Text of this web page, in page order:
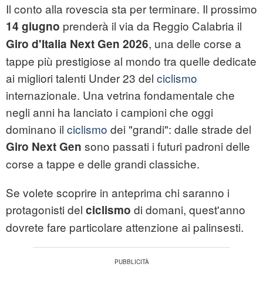
Il conto alla rovescia sta per terminare. Il prossimo
14 giugno prenderà il via da Reggio Calabria il
Giro d'Italia Next Gen 2026, una delle corse a
tappe più prestigiose al mondo tra quelle dedicate
ai migliori talenti Under 23 del ciclismo
internazionale. Una vetrina fondamentale che
negli anni ha lanciato i campioni che oggi
dominano il ciclismo dei "grandi": dalle strade del
Giro Next Gen sono passati i futuri padroni delle
corse a tappe e delle grandi classiche.
Se volete scoprire in anteprima chi saranno i
protagonisti del ciclismo di domani, quest'anno
dovrete fare particolare attenzione ai palinsesti.